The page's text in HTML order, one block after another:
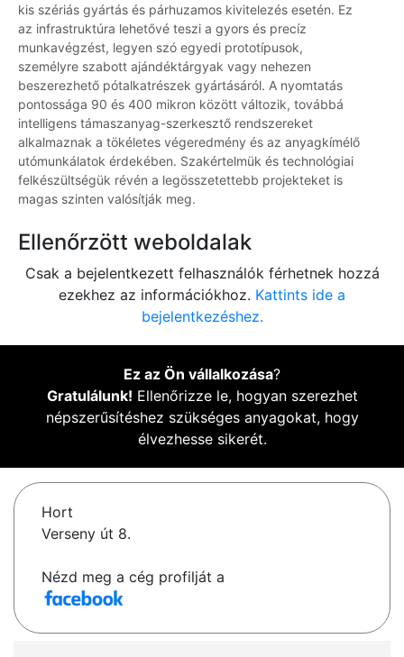
kis szériás gyártás és párhuzamos kivitelezés esetén. Ez
az infrastruktúra lehetővé teszi a gyors és precíz
munkavégzést, legyen szó egyedi prototípusok,
személyre szabott ajándéktárgyak vagy nehezen
beszerezhető pótalkatrészek gyártásáról. A nyomtatás
pontossága 90 és 400 mikron között változik, továbbá
intelligens támaszanyag-szerkesztő rendszereket
alkalmaznak a tökéletes végeredmény és az anyagkímélő
utómunkálatok érdekében. Szakértelmük és technológiai
felkészültségük révén a legösszetettebb projekteket is
magas szinten valósítják meg.
Ellenőrzött weboldalak
Csak a bejelentkezett felhasználók férhetnek hozzá
ezekhez az információkhoz. Kattints ide a
bejelentkezéshez.
Ez az Ön vállalkozása?
Gratulálunk! Ellenőrizze le, hogyan szerezhet
népszerűsítéshez szükséges anyagokat, hogy
élvezhesse sikerét.
Hort
Verseny út 8.
Nézd meg a cég profilját a